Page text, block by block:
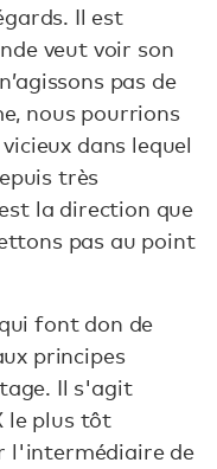
Il est
veut voir son
pas de
nous pourrions
dans lequel
très
la direction que
pas au point
font don de
principes
Il s'agit
le plus tôt
l'intermédiaire de